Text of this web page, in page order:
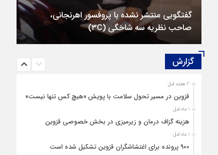
گفتگویی منتشر نشده با پروفسور اهرنجانی،
صاحب نظریه سه‌ شاخگی (۳C)
گزارش‌
2 هفته قبل
قزوین در مسیر تحول سلامت با پویش «هیچ‌ کس تنها نیست»
1 ماه قبل
هزینه‌ گزاف درمان و زیرمیزی در بخش خصوصی قزوین
1 ماه قبل
۹۰۰ پرونده برای اغتشاشگران قزوین تشکیل شده است